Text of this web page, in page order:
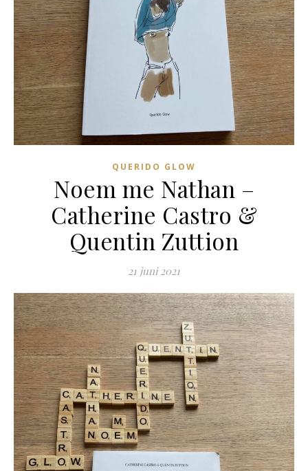
QUERIDO GLOW
Noem me Nathan –
Catherine Castro &
Quentin Zuttion
21 juni 2021